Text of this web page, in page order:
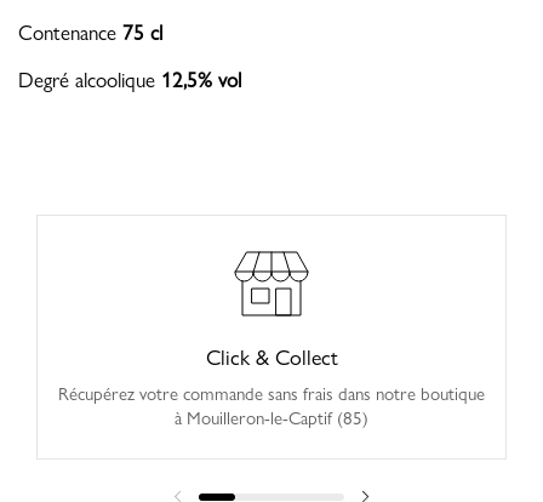
Contenance 75 cl
Degré alcoolique 12,5% vol
Click & Collect
Récupérez votre commande sans frais dans notre boutique
à Mouilleron-le-Captif (85)